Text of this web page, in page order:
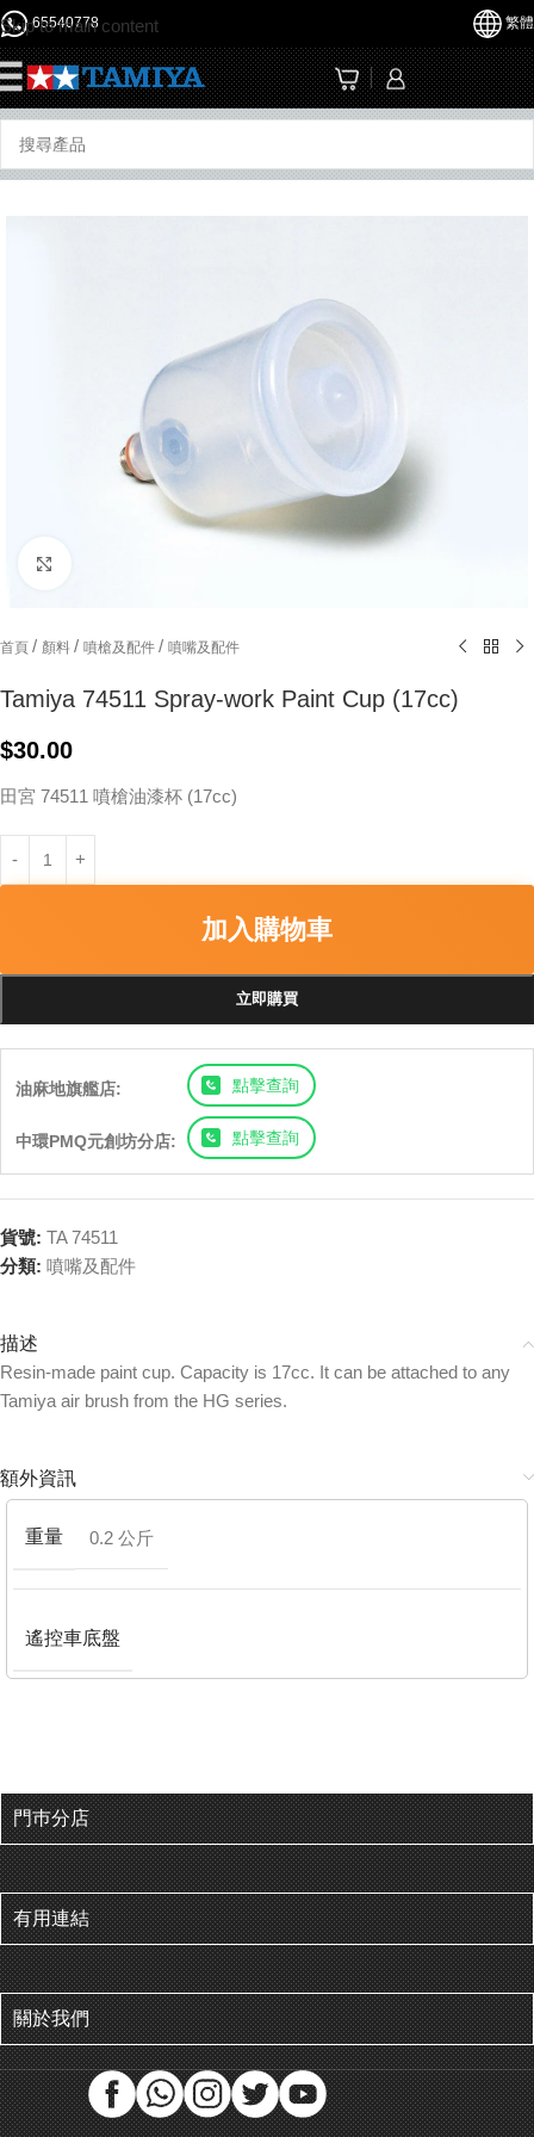
Skip to main content
65540778 繁體
首頁 / 顏料 / 噴槍及配件 / 噴嘴及配件
Tamiya 74511 Spray-work Paint Cup (17cc)
$30.00
田宮 74511 噴槍油漆杯 (17cc)
加入購物車
立即購買
油麻地旗艦店: 點擊查詢
中環PMQ元創坊分店: 點擊查詢
貨號: TA 74511
分類: 噴嘴及配件
描述
Resin-made paint cup. Capacity is 17cc. It can be attached to any
Tamiya air brush from the HG series.
額外資訊
重量 0.2 公斤
遙控車底盤
門巿分店
有用連結
關於我們